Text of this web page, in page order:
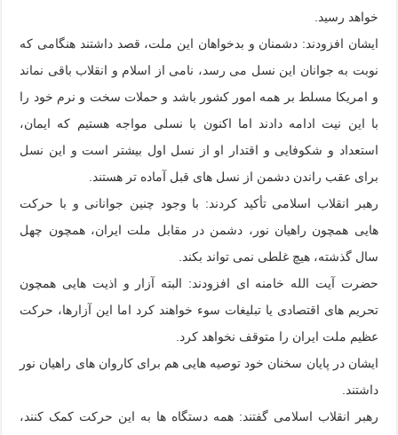
خواهد رسید.
ایشان افزودند: دشمنان و بدخواهان این ملت، قصد داشتند هنگامی که
نوبت به جوانان این نسل می رسد، نامی از اسلام و انقلاب باقی نماند
و امریکا مسلط بر همه امور کشور باشد و حملات سخت و نرم خود را
با این نیت ادامه دادند اما اکنون با نسلی مواجه هستیم که ایمان،
استعداد و شکوفایی و اقتدار او از نسل اول بیشتر است و این نسل
برای عقب راندن دشمن از نسل های قبل آماده تر هستند.
رهبر انقلاب اسلامی تأکید کردند: با وجود چنین جوانانی و با حرکت
هایی همچون راهیان نور، دشمن در مقابل ملت ایران، همچون چهل
سال گذشته، هیچ غلطی نمی تواند بکند.
حضرت آیت الله خامنه ای افزودند: البته آزار و اذیت هایی همچون
تحریم های اقتصادی یا تبلیغات سوء خواهند کرد اما این آزارها، حرکت
عظیم ملت ایران را متوقف نخواهد کرد.
ایشان در پایان سخنان خود توصیه هایی هم برای کاروان های راهیان نور
داشتند.
رهبر انقلاب اسلامی گفتند: همه دستگاه ها به این حرکت کمک کنند،